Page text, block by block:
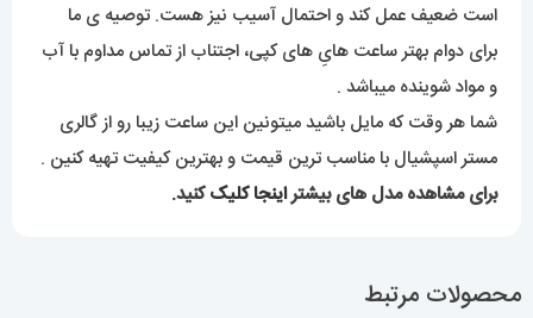
است ضعیف عمل کند و احتمال آسیب نیز هست. توصیه ی ما
برای دوام بهتر ساعت هایِ های کپی، اجتناب از تماس مداوم با آب
و مواد شوینده میباشد .
شما هر وقت که مایل باشید میتونین این ساعت زیبا رو از گالری
مستر اسپشیال با مناسب ترین قیمت و بهترین کیفیت تهیه کنین .
برای مشاهده مدل های بیشتراینجا کلیککنید.
محصولات مرتبط